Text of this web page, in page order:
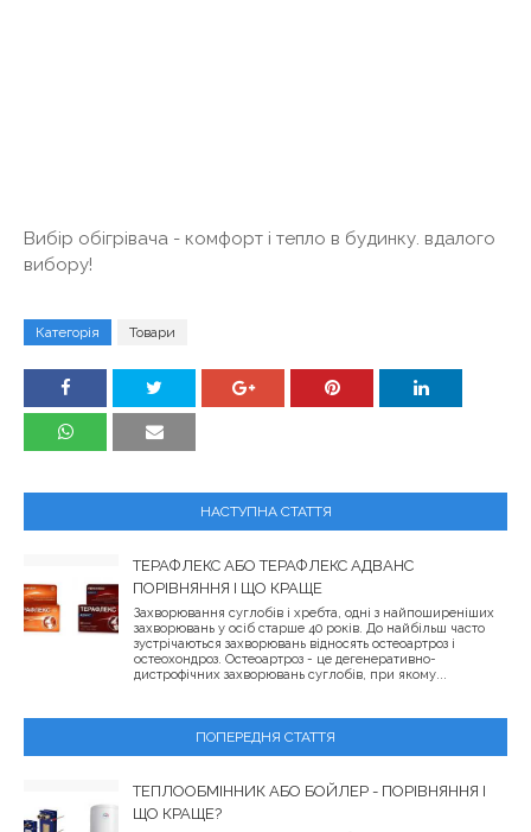
Вибір обігрівача - комфорт і тепло в будинку. вдалого
вибору!
Категорія Товари
НАСТУПНА СТАТТЯ
ТЕРАФЛЕКС АБО ТЕРАФЛЕКС АДВАНС
ПОРІВНЯННЯ І ЩО КРАЩЕ
Захворювання суглобів і хребта, одні з найпоширеніших
захворювань у осіб старше 40 років. До найбільш часто
зустрічаються захворювань відносять остеоартроз і
остеохондроз. Остеоартроз - це дегенеративно-
дистрофічних захворювань суглобів, при якому...
ПОПЕРЕДНЯ СТАТТЯ
ТЕПЛООБМІННИК АБО БОЙЛЕР - ПОРІВНЯННЯ І
ЩО КРАЩЕ?